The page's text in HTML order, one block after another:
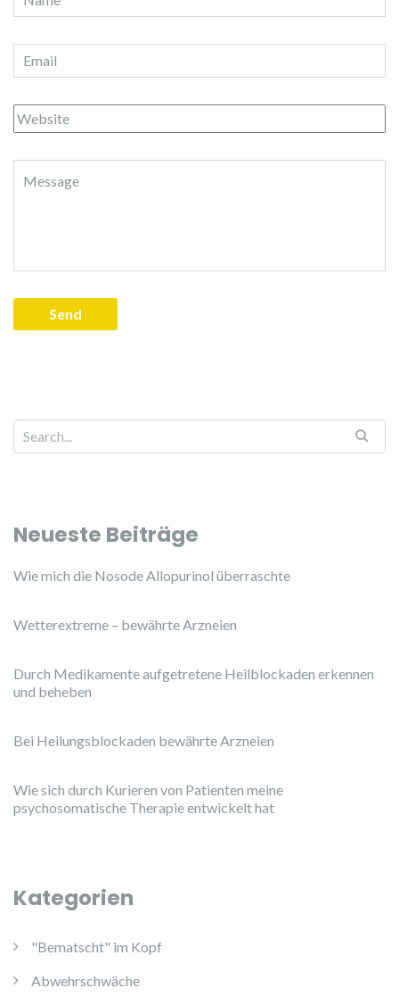
Neueste Beiträge
Wie mich die Nosode Allopurinol überraschte
Wetterextreme – bewährte Arzneien
Durch Medikamente aufgetretene Heilblockaden erkennen
und beheben
Bei Heilungsblockaden bewährte Arzneien
Wie sich durch Kurieren von Patienten meine
psychosomatische Therapie entwickelt hat
Kategorien
"Bematscht" im Kopf
Abwehrschwäche